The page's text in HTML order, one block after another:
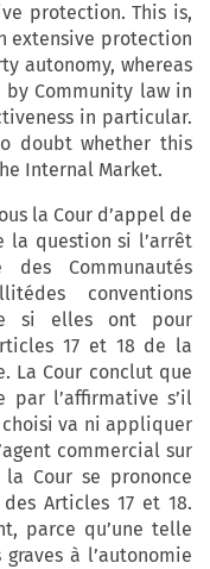
protection. This is,
extensive protection
autonomy, whereas
Community law in
in particular.
doubt whether this
Internal Market.
la Cour d’appel de
la question si l’arrêt
Communautés
conventions
si elles ont pour
17 et 18 de la
La Cour conclut que
l’affirmative s’il
va ni appliquer
commercial sur
Cour se prononce
Articles 17 et 18.
parce qu’une telle
à l’autonomie